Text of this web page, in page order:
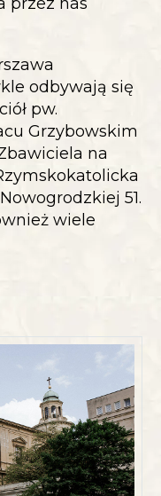
odbywają się
pw.
Grzybowskim
na
51.
wiele